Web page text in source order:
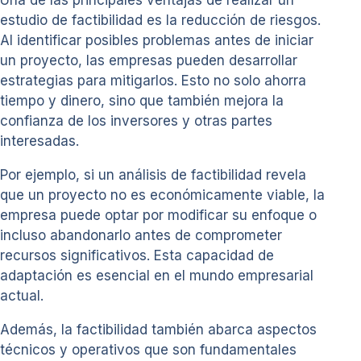
estudio de factibilidad es la reducción de riesgos.
Al identificar posibles problemas antes de iniciar
un proyecto, las empresas pueden desarrollar
estrategias para mitigarlos. Esto no solo ahorra
tiempo y dinero, sino que también mejora la
confianza de los inversores y otras partes
interesadas.
Por ejemplo, si un análisis de factibilidad revela
que un proyecto no es económicamente viable, la
empresa puede optar por modificar su enfoque o
incluso abandonarlo antes de comprometer
recursos significativos. Esta capacidad de
adaptación es esencial en el mundo empresarial
actual.
Además, la factibilidad también abarca aspectos
técnicos y operativos que son fundamentales